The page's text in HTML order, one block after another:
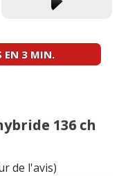
EN 3 MIN.
136 ch
de l'avis)